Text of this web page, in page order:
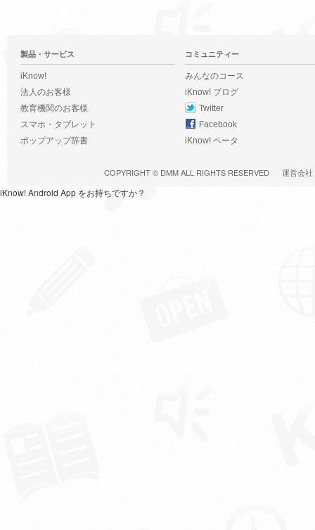
製品・サービス
iKnow!
法人のお客様
教育機関のお客様
スマホ・タブレット
ポップアップ辞書
コミュニティー
みんなのコース
iKnow! ブログ
Twitter
Facebook
iKnow! ベータ
COPYRIGHT © DMMALL RIGHTS RESERVED 運営会社
iKnow! Android App をお持ちですか？